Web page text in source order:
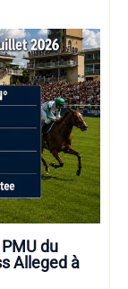
du
Alleged à